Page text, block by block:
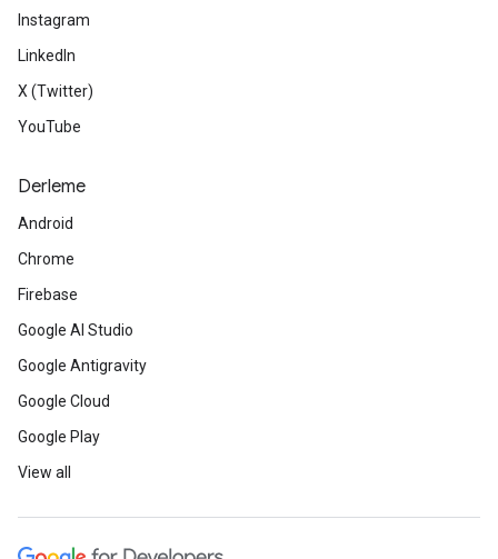
Instagram
LinkedIn
X (Twitter)
YouTube
Derleme
Android
Chrome
Firebase
Google AI Studio
Google Antigravity
Google Cloud
Google Play
View all